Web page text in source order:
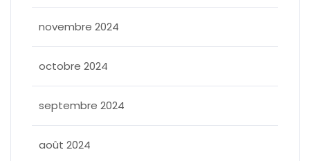
novembre 2024
octobre 2024
septembre 2024
août 2024